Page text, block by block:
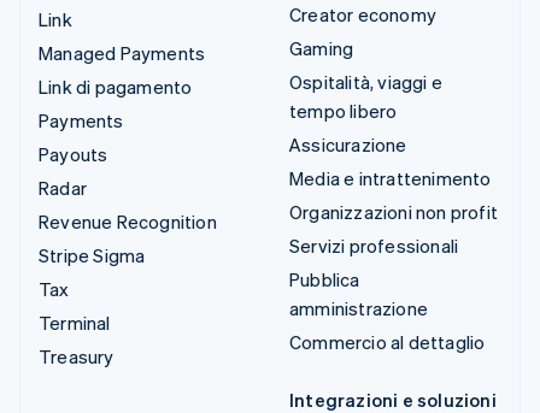
Link
Managed Payments
Link di pagamento
Payments
Payouts
Radar
Revenue Recognition
Stripe Sigma
Tax
Terminal
Treasury
Creator economy
Gaming
Ospitalità, viaggi e
tempo libero
Assicurazione
Media e intrattenimento
Organizzazioni non profit
Servizi professionali
Pubblica
amministrazione
Commercio al dettaglio
Integrazioni e soluzioni